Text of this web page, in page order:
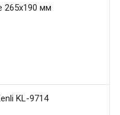
265x190 мм
KL-9714